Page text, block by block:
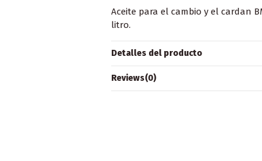
Aceite para el cambio y el cardan
litro.
Detalles del producto
Reviews(0)